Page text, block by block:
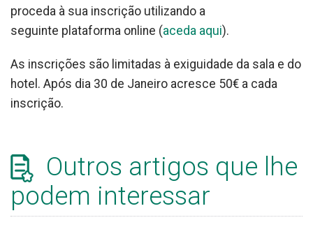
proceda à sua inscrição utilizando a
seguinte plataforma online (aceda aqui).
As inscrições são limitadas à exiguidade da sala e do
hotel. Após dia 30 de Janeiro acresce 50€ a cada
inscrição.
Outros artigos que lhe
podem interessar